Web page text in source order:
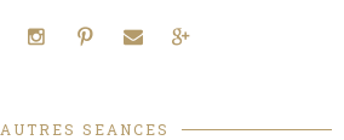
AUTRES SEANCES